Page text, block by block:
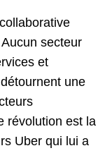
secteur
et
une
révolution est la
Uber qui lui a